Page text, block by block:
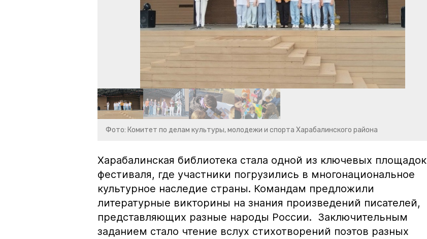
Фото: Комитет по делам культуры, молодежи и спорта Харабалинского района
Харабалинская библиотека стала одной из ключевых площадок
фестиваля, где участники погрузились в многонациональное
культурное наследие страны. Командам предложили
литературные викторины на знания произведений писателей,
представляющих разные народы России. Заключительным
заданием стало чтение вслух стихотворений поэтов разных